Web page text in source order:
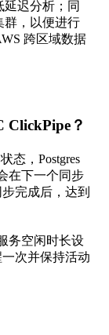
延迟分析；同
群，以便进行
跨区域数据
ClickPipe？
态，Postgres
在下一个同步
完成后，达到
务空闲时长设
次并保持活动